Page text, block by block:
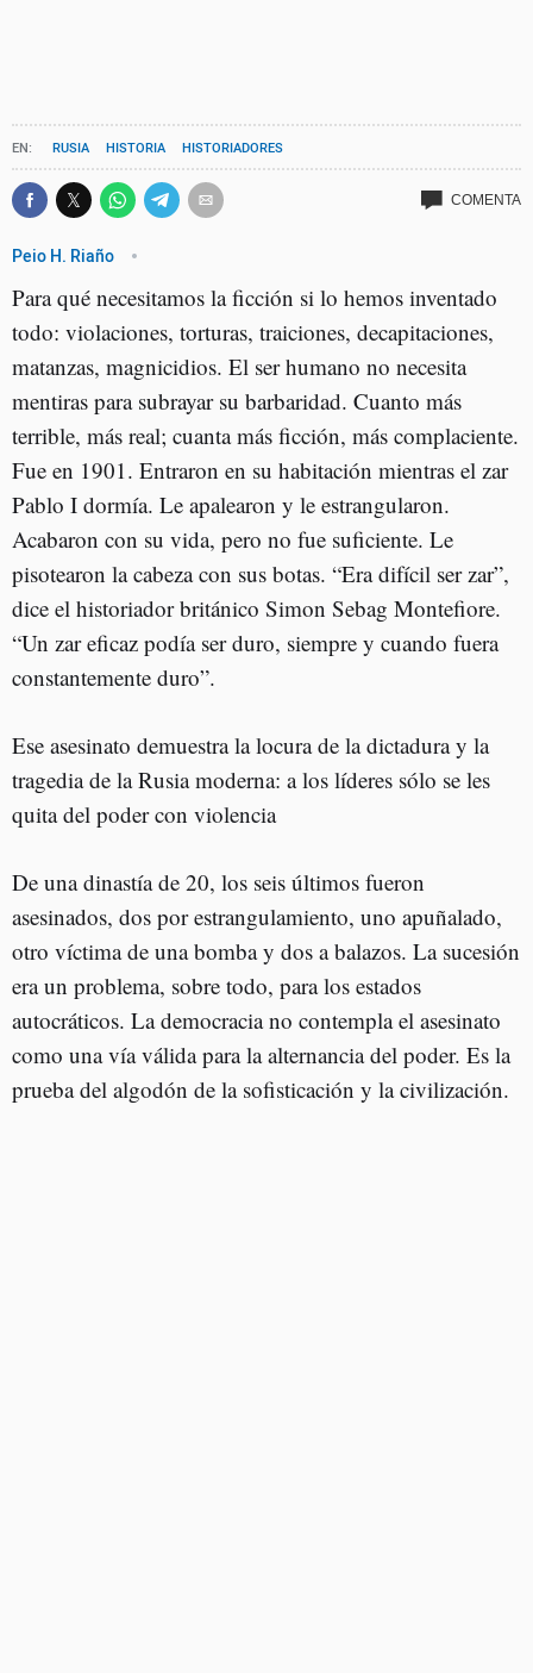
RUSIA HISTORIA HISTORIADORES
Peio H. Riaño
Para qué necesitamos la ficción si lo hemos inventado
todo: violaciones, torturas, traiciones, decapitaciones,
matanzas, magnicidios. El ser humano no necesita
mentiras para subrayar su barbaridad. Cuanto más
terrible, más real; cuanta más ficción, más complaciente.
Fue en 1901. Entraron en su habitación mientras el zar
Pablo I dormía. Le apalearon y le estrangularon.
Acabaron con su vida, pero no fue suficiente. Le
pisotearon la cabeza con sus botas. “Era difícil ser zar”,
dice el historiador británico Simon Sebag Montefiore.
“Un zar eficaz podía ser duro, siempre y cuando fuera
constantemente duro”.
Ese asesinato demuestra la locura de la dictadura y la
tragedia de la Rusia moderna: a los líderes sólo se les
quita del poder con violencia
De una dinastía de 20, los seis últimos fueron
asesinados, dos por estrangulamiento, uno apuñalado,
otro víctima de una bomba y dos a balazos. La sucesión
era un problema, sobre todo, para los estados
autocráticos. La democracia no contempla el asesinato
como una vía válida para la alternancia del poder. Es la
prueba del algodón de la sofisticación y la civilización.